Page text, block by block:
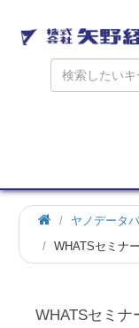
ホ
ー
ヤノデータ
WHATSセミナ
WHATSセミナ